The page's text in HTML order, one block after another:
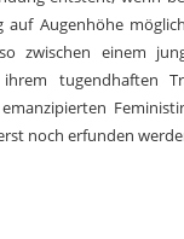
auf Augenhöhe
zwischen einem
tugendhaften
noch erfunden